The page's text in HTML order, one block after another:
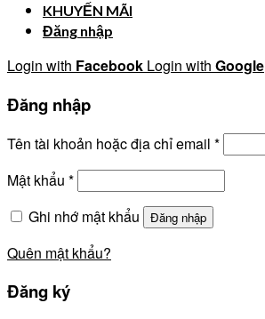
KHUYẾN MÃI
Đăng nhập
Login with Facebook Login with Google
Đăng nhập
Tên tài khoản hoặc địa chỉ email *
Mật khẩu *
Ghi nhớ mật khẩu
Đăng nhập
Quên mật khẩu?
Đăng ký